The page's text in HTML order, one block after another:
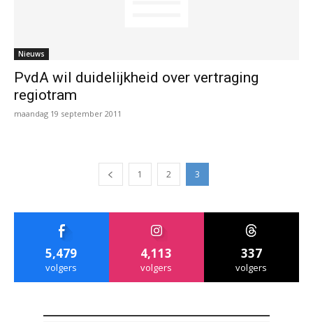
Nieuws
PvdA wil duidelijkheid over vertraging
regiotram
maandag 19 september 2011
1 2 3
5,479
volgers
4,113
volgers
337
volgers